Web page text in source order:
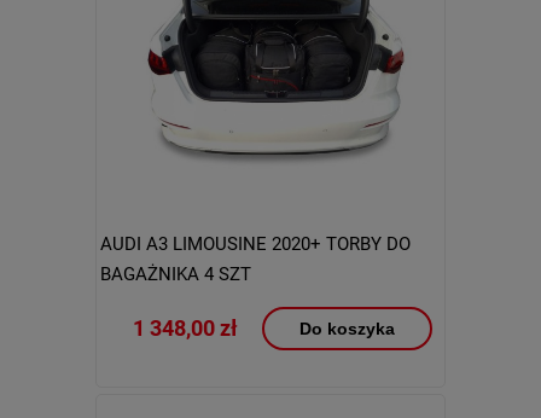
AUDI A3 LIMOUSINE 2020+ TORBY DO
BAGAŻNIKA 4 SZT
1 348,00 zł Do koszyka